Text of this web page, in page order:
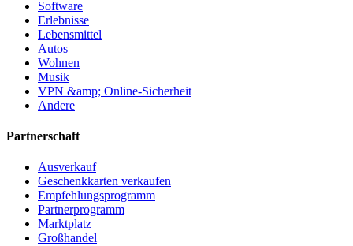
Software
Erlebnisse
Lebensmittel
Autos
Wohnen
Musik
VPN &amp; Online-Sicherheit
Andere
Partnerschaft
Ausverkauf
Geschenkkarten verkaufen
Empfehlungsprogramm
Partnerprogramm
Marktplatz
Großhandel